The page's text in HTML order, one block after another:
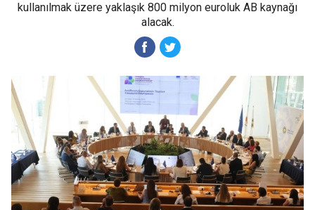
kullanılmak üzere yaklaşık 800 milyon euroluk AB kaynağı
alacak.